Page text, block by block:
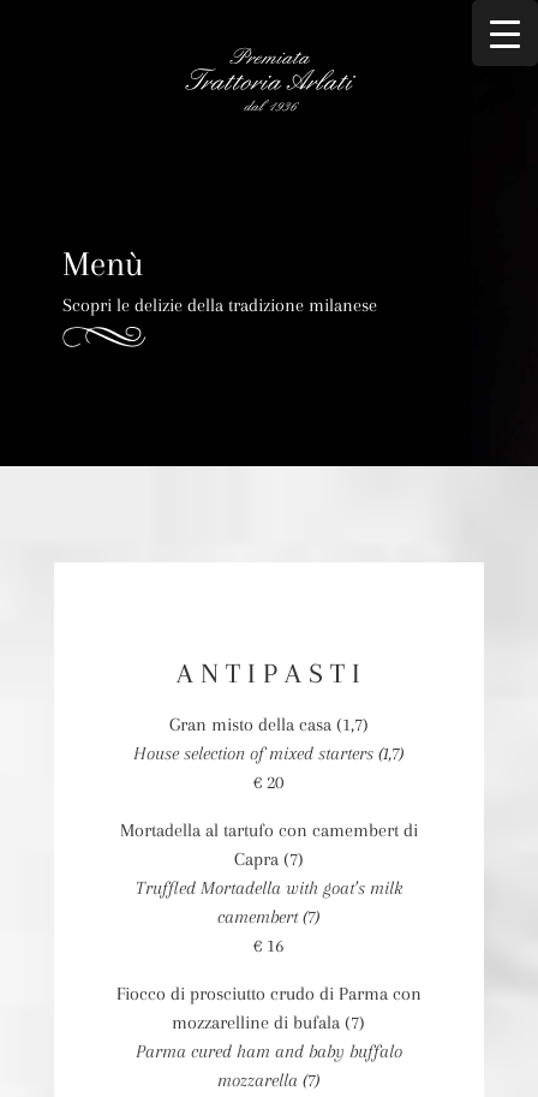
Menù
Scopri le delizie della tradizione milanese
A N T I P A S T I
Gran misto della casa (1,7)
House selection of mixed starters (1,7)
€ 20
Mortadella al tartufo con camembert di
Capra (7)
Truffled Mortadella with goat’s milk
camembert (7)
€ 16
Fiocco di prosciutto crudo di Parma con
mozzarelline di bufala (7)
Parma cured ham and baby buffalo
mozzarella (7)